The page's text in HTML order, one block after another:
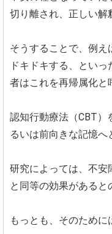
切り離され、正しい解
そうすることで、例
ドキドキする、とい
者はこれを再帰属化と
認知行動療法（CBT）
るいは前向きな記憶へ
研究によっては、不安
と同等の効果があると
もっとも、そのために